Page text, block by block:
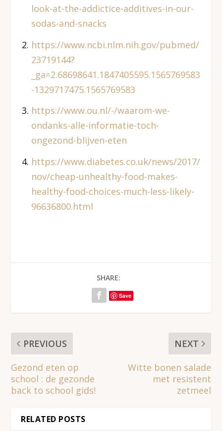
look-at-the-addictice-additives-in-our-
sodas-and-snacks
https://www.ncbi.nlm.nih.gov/pubmed/
23719144?
_ga=2.68698641.1847405595.1565769583
-1329717475.1565769583
https://www.ou.nl/-/waarom-we-
ondanks-alle-informatie-toch-
ongezond-blijven-eten
https://www.diabetes.co.uk/news/2017/
nov/cheap-unhealthy-food-makes-
healthy-food-choices-much-less-likely-
96636800.html
SHARE:
Save
PREVIOUS
Gezond eten op
school : de gezonde
back to school gids!
NEXT
Witte bonen salade
met resistent
zetmeel
RELATED POSTS